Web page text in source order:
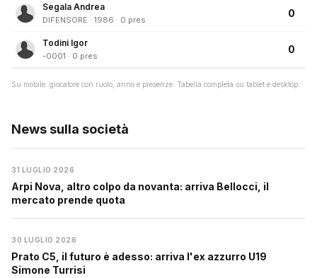
Segala Andrea
DIFENSORE · 1986 · 0 pres
0
Todini Igor
-0001 · 0 pres
0
Su mobile: giocatore con ruolo, anno e presenze. Tabella completa su tablet e desktop.
News sulla società
31 LUGLIO 2026
Arpi Nova, altro colpo da novanta: arriva Bellocci, il
mercato prende quota
30 LUGLIO 2026
Prato C5, il futuro è adesso: arriva l'ex azzurro U19
Simone Turrisi